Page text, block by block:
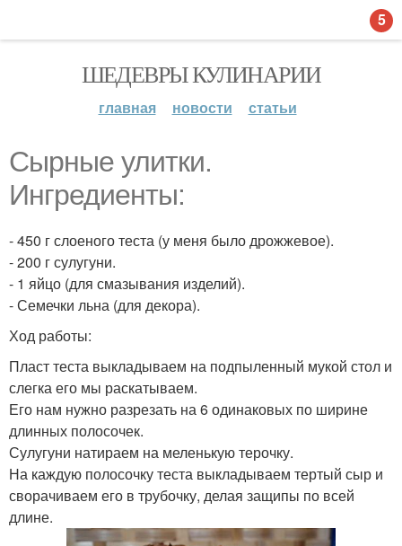
ШЕДЕВРЫ КУЛИНАРИИ
главная новости статьи
Сырные улитки.
Ингредиенты:
- 450 г слоеного теста (у меня было дрожжевое).
- 200 г сулугуни.
- 1 яйцо (для смазывания изделий).
- Семечки льна (для декора).
Ход работы:
Пласт теста выкладываем на подпыленный мукой стол и
слегка его мы раскатываем.
Его нам нужно разрезать на 6 одинаковых по ширине
длинных полосочек.
Сулугуни натираем на меленькую терочку.
На каждую полосочку теста выкладываем тертый сыр и
сворачиваем его в трубочку, делая защипы по всей
длине.
5